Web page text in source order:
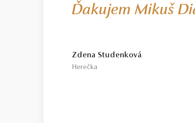
Ďakujem Mikuš
Zdena Studenková
Herečka